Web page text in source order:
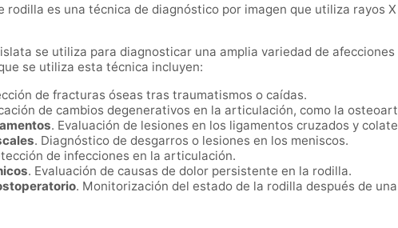
rodilla es una técnica de diagnóstico por imagen que utiliza rayos
se utiliza para diagnosticar una amplia variedad de
se utiliza esta técnica incluyen:
de fracturas óseas tras traumatismos o caídas.
de cambios degenerativos en la articulación, como la
. Evaluación de lesiones en los ligamentos cruzados y
. Diagnóstico de desgarros o lesiones en los meniscos.
de infecciones en la articulación.
. Evaluación de causas de dolor persistente en la rodilla.
. Monitorización del estado de la rodilla después de